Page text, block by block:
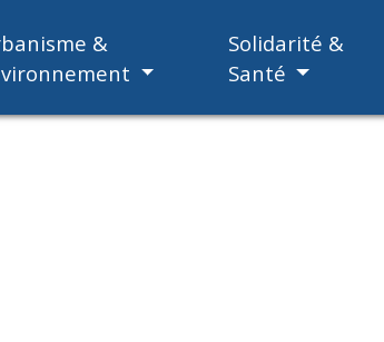
&
Solidarité &
Santé